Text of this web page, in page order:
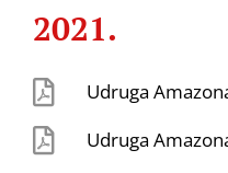
2021.
Udruga
Udruga